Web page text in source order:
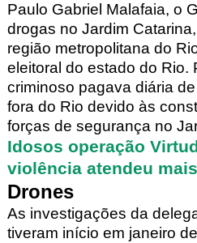
Paulo Gabriel Malafaia, o
drogas no Jardim
região metropolitana do
eleitoral do estado do Rio.
criminoso pagava diária
fora do Rio devido às
forças de segurança no
Idosos operação
violência atendeu
Drones
As investigações da
tiveram início em janeiro